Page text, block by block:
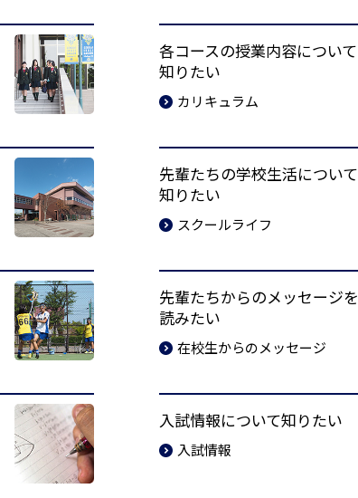
各コースの授業内容について
知りたい
カリキュラム
先輩たちの学校生活について
知りたい
スクールライフ
先輩たちからのメッセージを
読みたい
在校生からのメッセージ
入試情報について知りたい
入試情報